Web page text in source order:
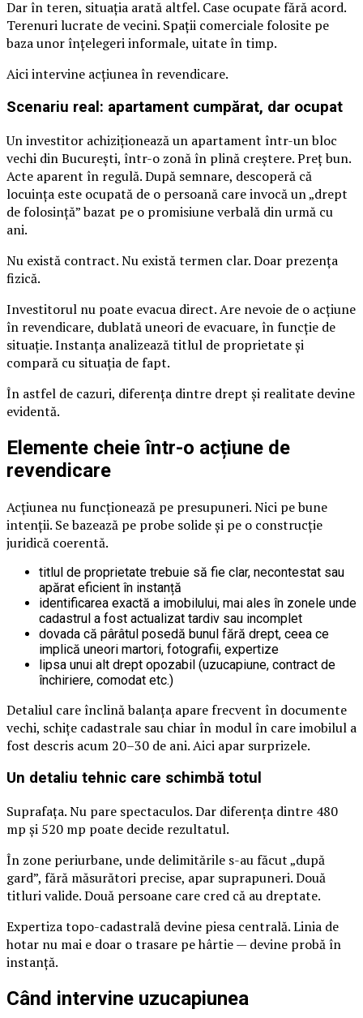
Dar în teren, situația arată altfel. Case ocupate fără acord.
Terenuri lucrate de vecini. Spații comerciale folosite pe
baza unor înțelegeri informale, uitate în timp.
Aici intervine acțiunea în revendicare.
Scenariu real: apartament cumpărat, dar ocupat
Un investitor achiziționează un apartament într-un bloc
vechi din București, într-o zonă în plină creștere. Preț bun.
Acte aparent în regulă. După semnare, descoperă că
locuința este ocupată de o persoană care invocă un „drept
de folosință” bazat pe o promisiune verbală din urmă cu
ani.
Nu există contract. Nu există termen clar. Doar prezența
fizică.
Investitorul nu poate evacua direct. Are nevoie de o acțiune
în revendicare, dublată uneori de evacuare, în funcție de
situație. Instanța analizează titlul de proprietate și
compară cu situația de fapt.
În astfel de cazuri, diferența dintre drept și realitate devine
evidentă.
Elemente cheie într-o acțiune de
revendicare
Acțiunea nu funcționează pe presupuneri. Nici pe bune
intenții. Se bazează pe probe solide și pe o construcție
juridică coerentă.
titlul de proprietate trebuie să fie clar, necontestat sau
apărat eficient în instanță
identificarea exactă a imobilului, mai ales în zonele unde
cadastrul a fost actualizat tardiv sau incomplet
dovada că pârâtul posedă bunul fără drept, ceea ce
implică uneori martori, fotografii, expertize
lipsa unui alt drept opozabil (uzucapiune, contract de
închiriere, comodat etc.)
Detaliul care înclină balanța apare frecvent în documente
vechi, schițe cadastrale sau chiar în modul în care imobilul a
fost descris acum 20–30 de ani. Aici apar surprizele.
Un detaliu tehnic care schimbă totul
Suprafața. Nu pare spectaculos. Dar diferența dintre 480
mp și 520 mp poate decide rezultatul.
În zone periurbane, unde delimitările s-au făcut „după
gard”, fără măsurători precise, apar suprapuneri. Două
titluri valide. Două persoane care cred că au dreptate.
Expertiza topo-cadastrală devine piesa centrală. Linia de
hotar nu mai e doar o trasare pe hârtie — devine probă în
instanță.
Când intervine uzucapiunea